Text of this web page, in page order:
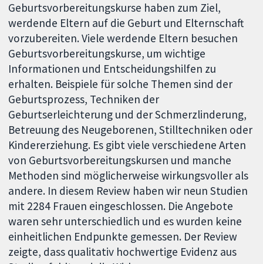
Geburtsvorbereitungskurse haben zum Ziel,
werdende Eltern auf die Geburt und Elternschaft
vorzubereiten. Viele werdende Eltern besuchen
Geburtsvorbereitungskurse, um wichtige
Informationen und Entscheidungshilfen zu
erhalten. Beispiele für solche Themen sind der
Geburtsprozess, Techniken der
Geburtserleichterung und der Schmerzlinderung,
Betreuung des Neugeborenen, Stilltechniken oder
Kindererziehung. Es gibt viele verschiedene Arten
von Geburtsvorbereitungskursen und manche
Methoden sind möglicherweise wirkungsvoller als
andere. In diesem Review haben wir neun Studien
mit 2284 Frauen eingeschlossen. Die Angebote
waren sehr unterschiedlich und es wurden keine
einheitlichen Endpunkte gemessen. Der Review
zeigte, dass qualitativ hochwertige Evidenz aus